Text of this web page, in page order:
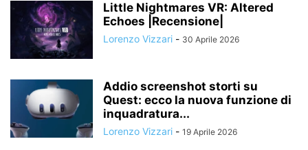
Little Nightmares VR: Altered
Echoes |Recensione|
Lorenzo Vizzari - 30 Aprile 2026
Addio screenshot storti su
Quest: ecco la nuova funzione di
inquadratura...
Lorenzo Vizzari - 19 Aprile 2026